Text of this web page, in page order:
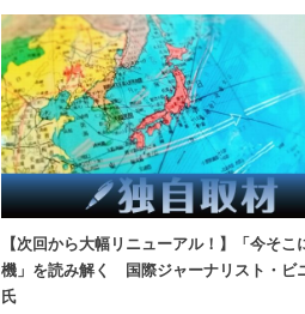
【次回から大幅リニューアル！】「今そこ
機」を読み解く 国際ジャーナリスト・ビ
氏